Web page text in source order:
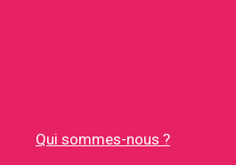
Qui sommes-nous ?